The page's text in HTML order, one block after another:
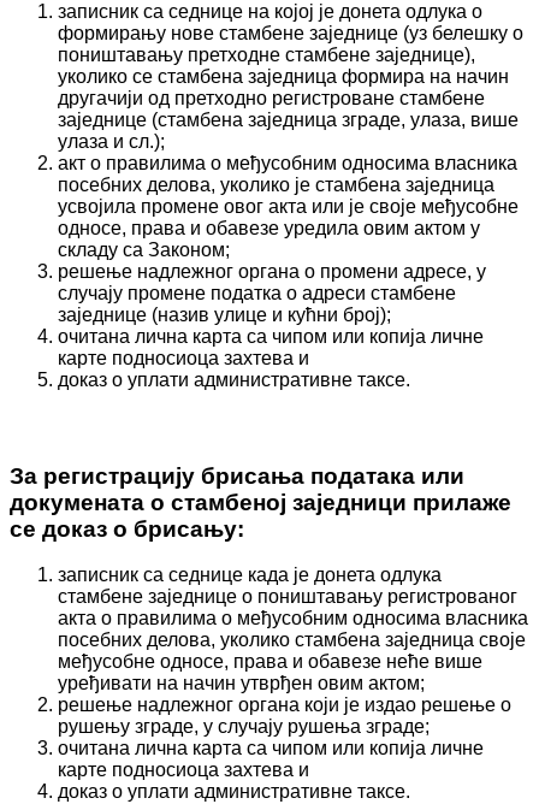
записник са седнице на којој је донета одлука о
формирању нове стамбене заједнице (уз белешку о
поништавању претходне стамбене заједнице),
уколико се стамбена заједница формира на начин
другачији од претходно регистроване стамбене
заједнице (стамбена заједница зграде, улаза, више
улаза и сл.);
акт о правилима о међусобним односима власника
посебних делова, уколико је стамбена заједница
усвојила промене овог акта или је своје међусобне
односе, права и обавезе уредила овим актом у
складу са Законом;
решење надлежног органа о промени адресе, у
случају промене податка о адреси стамбене
заједнице (назив улице и кућни број);
очитана лична карта са чипом или копија личне
карте подносиоца захтева и
доказ о уплати административне таксе.
За регистрацију брисања података или
докумената о стамбеној заједници прилаже
се доказ о брисању:
записник са седнице када је донета одлука
стамбене заједнице о поништавању регистрованог
акта о правилима о међусобним односима власника
посебних делова, уколико стамбена заједница своје
међусобне односе, права и обавезе неће више
уређивати на начин утврђен овим актом;
решење надлежног органа који је издао решење о
рушењу зграде, у случају рушења зграде;
очитана лична карта са чипом или копија личне
карте подносиоца захтева и
доказ о уплати административне таксе.